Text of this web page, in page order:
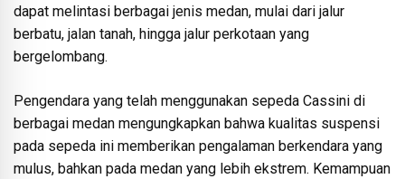
dapat melintasi berbagai jenis medan, mulai dari jalur
berbatu, jalan tanah, hingga jalur perkotaan yang
bergelombang.
Pengendara yang telah menggunakan sepeda Cassini di
berbagai medan mengungkapkan bahwa kualitas suspensi
pada sepeda ini memberikan pengalaman berkendara yang
mulus, bahkan pada medan yang lebih ekstrem. Kemampuan